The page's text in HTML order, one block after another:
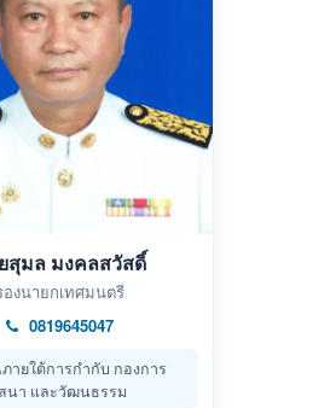
สุมล มงคลสวัสดิ์
องนายกเทศมนตรี
0819645047
ายใต้การกำกับ กองการ
นา และวัฒนธรรม